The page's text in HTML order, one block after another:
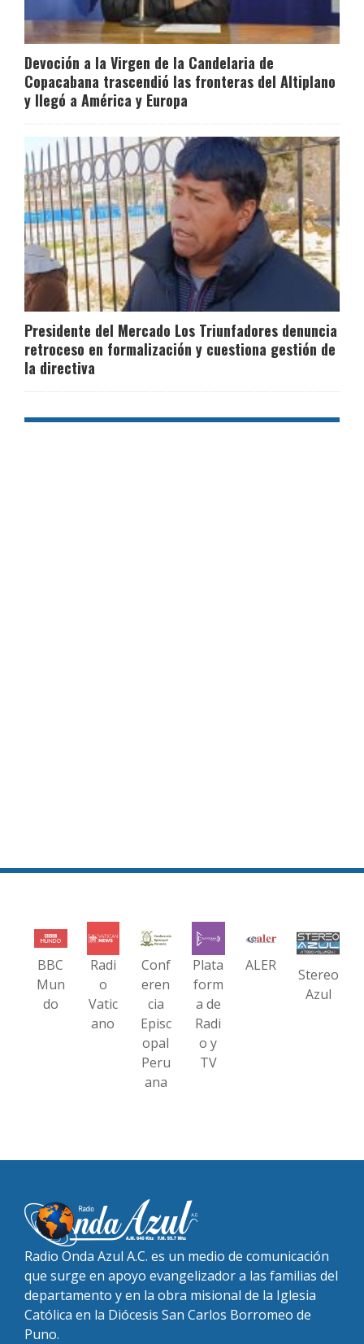
Devoción a la Virgen de la Candelaria de
Copacabana trascendió las fronteras del Altiplano
y llegó a América y Europa
Presidente del Mercado Los Triunfadores denuncia
retroceso en formalización y cuestiona gestión de
la directiva
BBC
Mun
do
Radi
o
Vatic
ano
Conf
eren
cia
Episc
opal
Peru
ana
Plata
form
a de
Radi
o y
TV
ALER
Stereo
Azul
Radio Onda Azul A.C. es un medio de comunicación
que surge en apoyo evangelizador a las familias del
departamento y en la obra misional de la Iglesia
Católica en la Diócesis San Carlos Borromeo de
Puno.